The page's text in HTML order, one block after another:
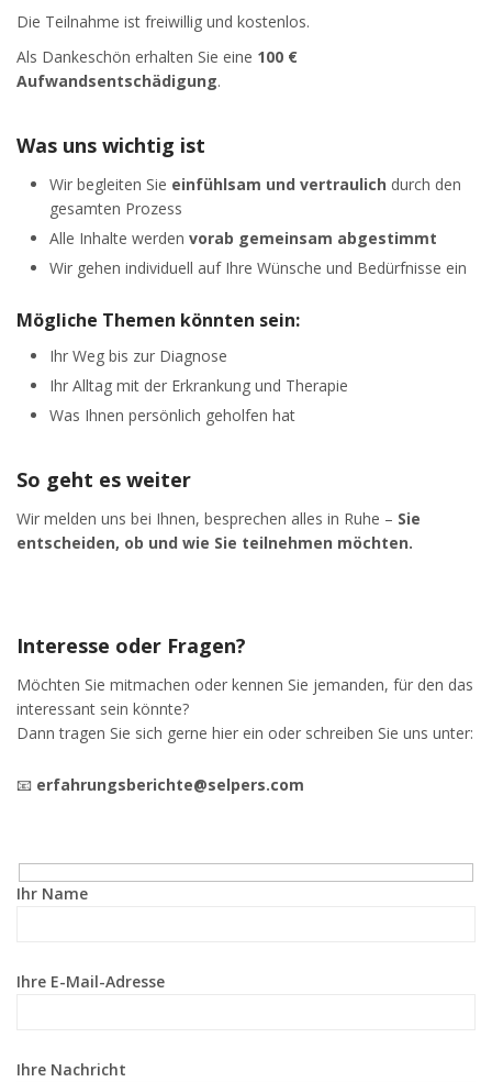
Die Teilnahme ist freiwillig und kostenlos.
Als Dankeschön erhalten Sie eine 100 €
Aufwandsentschädigung.
Was uns wichtig ist
Wir begleiten Sie einfühlsam und vertraulich durch den
gesamten Prozess
Alle Inhalte werden vorab gemeinsam abgestimmt
Wir gehen individuell auf Ihre Wünsche und Bedürfnisse ein
Mögliche Themen könnten sein:
Ihr Weg bis zur Diagnose
Ihr Alltag mit der Erkrankung und Therapie
Was Ihnen persönlich geholfen hat
So geht es weiter
Wir melden uns bei Ihnen, besprechen alles in Ruhe – Sie
entscheiden, ob und wie Sie teilnehmen möchten.
Interesse oder Fragen?
Möchten Sie mitmachen oder kennen Sie jemanden, für den das
interessant sein könnte?
Dann tragen Sie sich gerne hier ein oder schreiben Sie uns unter:
📧 erfahrungsberichte@selpers.com
Ihr Name
Ihre E-Mail-Adresse
Ihre Nachricht